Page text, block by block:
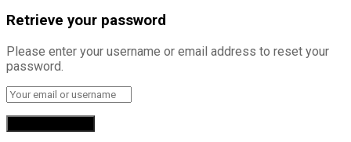
Retrieve your password
Please enter your username or email address to reset your
password.